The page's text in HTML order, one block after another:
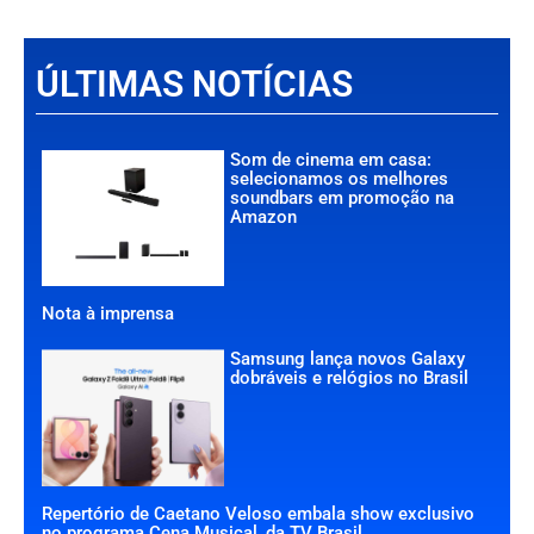
ÚLTIMAS NOTÍCIAS
Som de cinema em casa:
selecionamos os melhores
soundbars em promoção na
Amazon
Nota à imprensa
Samsung lança novos Galaxy
dobráveis e relógios no Brasil
Repertório de Caetano Veloso embala show exclusivo